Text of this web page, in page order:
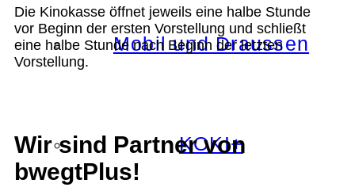
Mobil und Draussen
KOKI+
Die Kinokasse öffnet jeweils eine halbe Stunde
vor Beginn der ersten Vorstellung und schließt
eine halbe Stunde nach Beginn der letzten
Vorstellung.
Wir sind Partner von
bwegtPlus!